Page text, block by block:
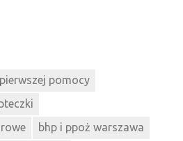
pomocy
bhp i ppoż warszawa